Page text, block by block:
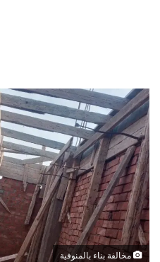
مخالفة بناء بالمنوفية